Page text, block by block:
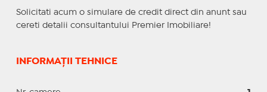
Solicitati acum o simulare de credit direct din anunt sau
cereti detalii consultantului Premier Imobiliare!
INFORMAȚII TEHNICE